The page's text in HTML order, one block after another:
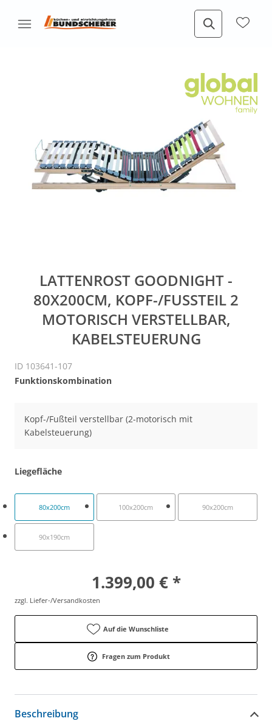
LATTENROST GOODNIGHT -
80X200CM, KOPF-/FUSSTEIL 2 M
OTORISCH VERSTELLBAR, K
ABELSTEUERUNG
ID 103641-107
Funktionskombination
Kopf-/Fußteil verstellbar (2-motorisch mit
Kabelsteuerung)
Liegefläche
80x200cm 100x200cm 90x200cm
90x190cm
1.399,00 € *
zzgl. Liefer-/Versandkosten
Auf die Wunschliste
Fragen zum Produkt
Beschreibung